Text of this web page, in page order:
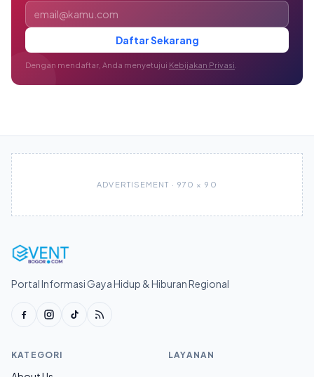
Alamat email
Daftar Sekarang
Dengan mendaftar, Anda menyetujui Kebijakan Privasi
ADVERTISEMENT · 970 × 90
Portal Informasi Gaya Hidup & Hiburan Regional
KATEGORI LAYANAN